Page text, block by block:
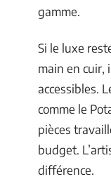
gamme.
Si le luxe
main en cuir,
accessibles.
comme le
pièces
budget.
différence.